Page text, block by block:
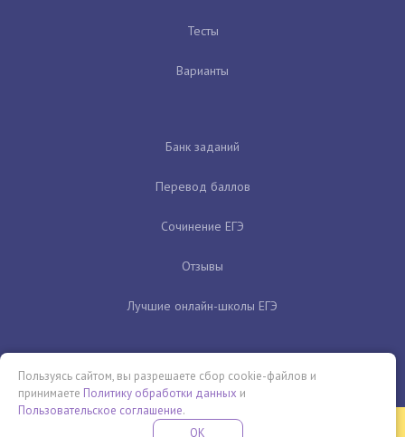
Тесты
Варианты
Банк заданий
Перевод баллов
Сочинение ЕГЭ
Отзывы
Лучшие онлайн-школы ЕГЭ
Бесплатная летняя школа
Пользуясь сайтом, вы разрешаете сбор cookie-файлов и
принимаете Политику обработки данных и
Пользовательское соглашение.
OK